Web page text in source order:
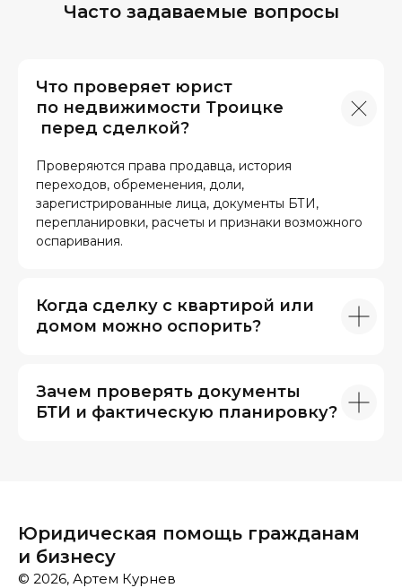
Часто задаваемые вопросы
Что проверяет юрист
по недвижимости Троицке
перед сделкой?
Проверяются права продавца, история
переходов, обременения, доли,
зарегистрированные лица, документы БТИ,
перепланировки, расчеты и признаки возможного
оспаривания.
Когда сделку с квартирой или
домом можно оспорить?
Зачем проверять документы
БТИ и фактическую планировку?
Юридическая помощь гражданам
и бизнесу
© 2026, Артем Курнев